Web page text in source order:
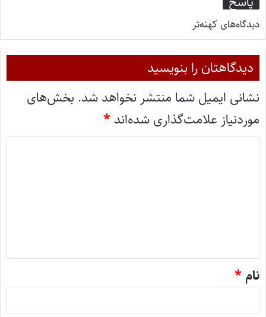
دیدگاه‌های کهنه‌تر
دیدگاهتان را بنویسید
نشانی ایمیل شما منتشر نخواهد شد. بخش‌های
موردنیاز علامت‌گذاری شده‌اند *
نام *